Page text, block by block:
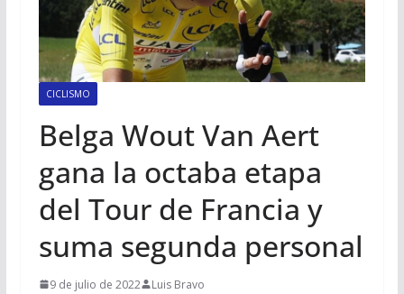
CICLISMO
Belga Wout Van Aert
gana la octaba etapa
del Tour de Francia y
suma segunda personal
9 de julio de 2022 Luis Bravo